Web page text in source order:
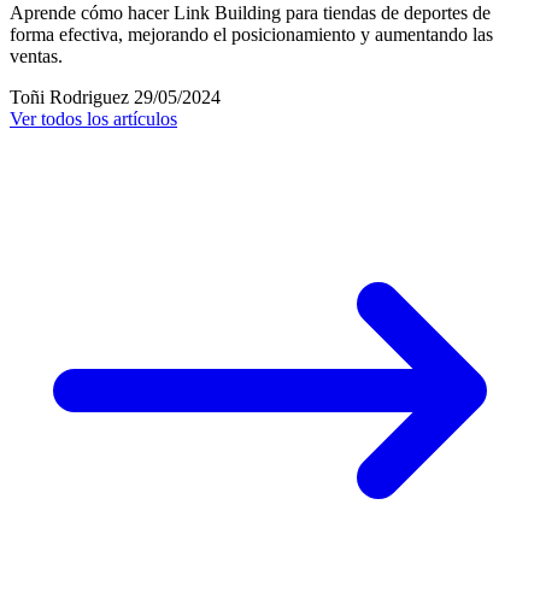
Aprende cómo hacer Link Building para tiendas de deportes de
forma efectiva, mejorando el posicionamiento y aumentando las
ventas.
Toñi Rodriguez 29/05/2024
Ver todos los artículos